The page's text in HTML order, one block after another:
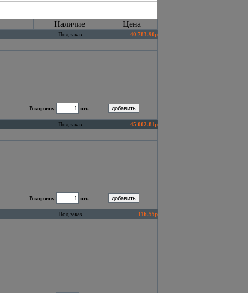
Наличие Цена
Под заказ 40 783.90р
В корзину шт.
Под заказ 45 002.81р
В корзину шт.
Под заказ 116.55р